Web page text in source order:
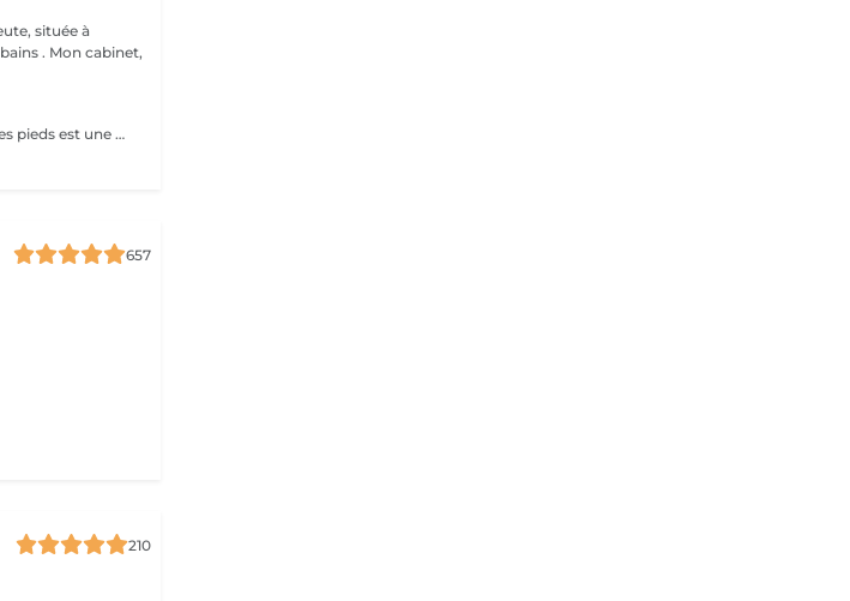
Très populaire ces dernières années, le peeling des pieds est une alternative intéressante pour toutes les personnes souhaitant retrouver les pieds doux de leur enfance . Comment fonctionne ce soin ? Est-il réellement efficace ? Présente-t-il des risques ? Découvrez ici plus d'informations sur le peeling des pieds, un soin tendance pas comme les autres.
657
210